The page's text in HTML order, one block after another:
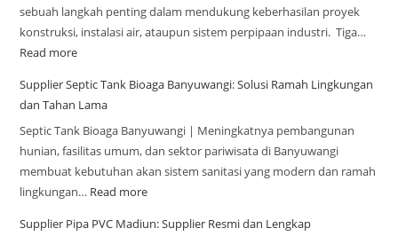
sebuah langkah penting dalam mendukung keberhasilan proyek
konstruksi, instalasi air, ataupun sistem perpipaan industri. Tiga…
Read more
Supplier Septic Tank Bioaga Banyuwangi: Solusi Ramah Lingkungan
dan Tahan Lama
Septic Tank Bioaga Banyuwangi | Meningkatnya pembangunan
hunian, fasilitas umum, dan sektor pariwisata di Banyuwangi
membuat kebutuhan akan sistem sanitasi yang modern dan ramah
lingkungan… Read more
Supplier Pipa PVC Madiun: Supplier Resmi dan Lengkap